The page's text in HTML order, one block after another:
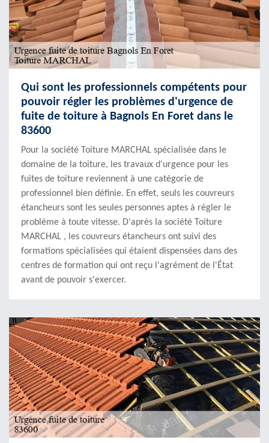
Qui sont les professionnels compétents pour
pouvoir régler les problèmes d'urgence de
fuite de toiture à Bagnols En Foret dans le
83600
Pour la société Toiture MARCHAL spécialisée dans le
domaine de la toiture, les travaux d'urgence pour les
fuites de toiture reviennent à une catégorie de
professionnel bien définie. En effet, seuls les couvreurs
étancheurs sont les seules personnes aptes à régler le
problème à toute vitesse. D'après la société Toiture
MARCHAL , les couvreurs étancheurs ont suivi des
formations spécialisées qui étaient dispensées dans des
centres de formation qui ont reçu l'agrément de l'État
avant de pouvoir s'exercer.